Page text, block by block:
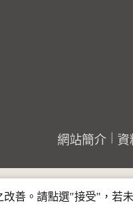
網站簡介 資
善。請點選"接受"，若